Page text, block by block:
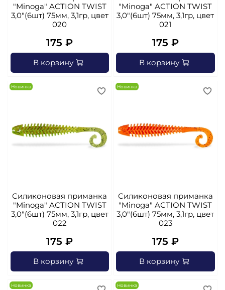
"Minoga" AСTION TWIST
3,0"(6шт) 75мм, 3,1гр, цвет
020
175 ₽
В корзину
"Minoga" AСTION TWIST
3,0"(6шт) 75мм, 3,1гр, цвет
021
175 ₽
В корзину
Новинка
Силиконовая приманка
"Minoga" AСTION TWIST
3,0"(6шт) 75мм, 3,1гр, цвет
022
175 ₽
В корзину
Новинка
Силиконовая приманка
"Minoga" AСTION TWIST
3,0"(6шт) 75мм, 3,1гр, цвет
023
175 ₽
В корзину
Новинка Новинка